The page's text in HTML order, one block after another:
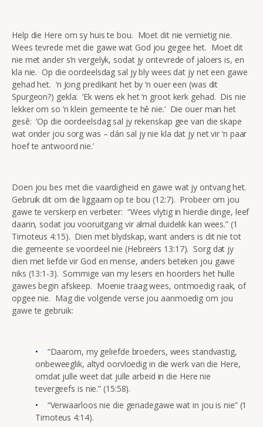
Help die Here om sy huis te bou. Moet dit nie vernietig nie.
Wees tevrede met die gawe wat God jou gegee het. Moet dit
nie met ander s’n vergelyk, sodat jy ontevrede of jaloers is, en
kla nie. Op die oordeelsdag sal jy bly wees dat jy net een gawe
gehad het. ‘n Jong predikant het by ‘n ouer een (was dit
Spurgeon?) gekla: ‘Ek wens ek het ‘n groot kerk gehad. Dis nie
lekker om so ‘n klein gemeente te hê nie.’ Die ouer man het
gesê: ‘Op die oordeelsdag sal jy rekenskap gee van die skape
wat onder jou sorg was – dán sal jy nie kla dat jy net vir ‘n paar
hoef te antwoord nie.’
Doen jou bes met die vaardigheid en gawe wat jy ontvang het.
Gebruik dit om die liggaam op te bou (12:7). Probeer om jou
gawe te verskerp en verbeter: “Wees vlytig in hierdie dinge, leef
daarin, sodat jou vooruitgang vir almal duidelik kan wees.” (1
Timoteus 4:15). Dien met blydskap, want anders is dit nie tot
die gemeente se voordeel nie (Hebreërs 13:17). Sorg dat jy
dien met liefde vir God en mense, anders beteken jou gawe
niks (13:1-3). Sommige van my lesers en hoorders het hulle
gawes begin afskeep. Moenie traag wees, ontmoedig raak, of
opgee nie. Mag die volgende verse jou aanmoedig om jou
gawe te gebruik:
“Daarom, my geliefde broeders, wees standvastig,
onbeweeglik, altyd oorvloedig in die werk van die Here,
omdat julle weet dat julle arbeid in die Here nie
tevergeefs is nie.” (15:58).
“Verwaarloos nie die genadegawe wat in jou is nie” (1
Timoteus 4:14).